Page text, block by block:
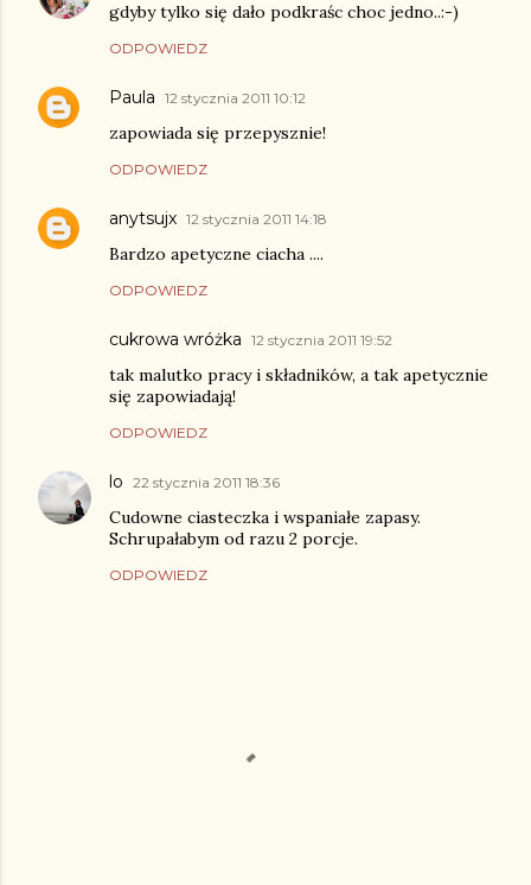
gdyby tylko się dało podkraśc choc jedno..:-)
ODPOWIEDZ
Paula 12 stycznia 2011 10:12
zapowiada się przepysznie!
ODPOWIEDZ
anytsujx 12 stycznia 2011 14:18
Bardzo apetyczne ciacha ....
ODPOWIEDZ
cukrowa wróżka 12 stycznia 2011 19:52
tak malutko pracy i składników, a tak apetycznie
się zapowiadają!
ODPOWIEDZ
lo 22 stycznia 2011 18:36
Cudowne ciasteczka i wspaniałe zapasy.
Schrupałabym od razu 2 porcje.
ODPOWIEDZ